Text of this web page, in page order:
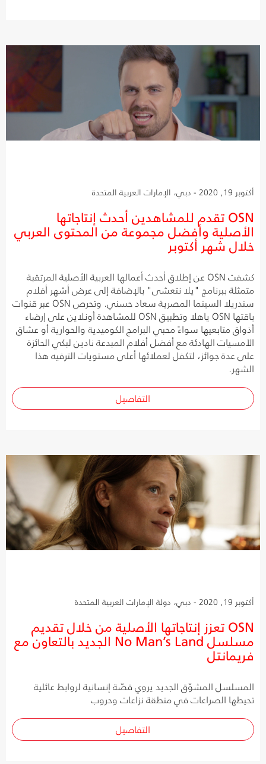
أكتوبر 19, 2020 - دبي، الإمارات العربية المتحدة
OSN تقدم للمشاهدين أحدث إنتاجاتها
الأصلية وأفضل مجموعة من المحتوى العربي
خلال شهر أكتوبر
كشفت OSN عن إطلاق أحدث أعمالها العربية الأصلية المرتقبة
متمثلة ببرنامج "يلا نتعشى" بالإضافة إلى عرض أشهر أفلام
سندريلا السينما المصرية سعاد حسني. وتحرص OSN عبر قنوات
باقتها OSN ياهلا وتطبيق OSN للمشاهدة أونلاين على إرضاء
أذواق متابعيها سواءً محبي البرامج الكوميدية والحوارية أو عشاق
الأمسيات الهادئة مع أفضل أفلام المبدعة نادين لبكي الحائزة
على عدة جوائز، لتكفل لعملائها أعلى مستويات الترفيه هذا
الشهر.
التفاصيل
أكتوبر 19, 2020 - دبي، دولة الإمارات العربية المتحدة
OSN تعزز إنتاجاتها الأصلية من خلال تقديم
مسلسل No Man’s Land الجديد بالتعاون مع
فريمانتل
المسلسل المشوّق الجديد يروي قصّة إنسانية لروابط عائلية
تحيطها الصراعات في منطقة نزاعات وحروب
التفاصيل